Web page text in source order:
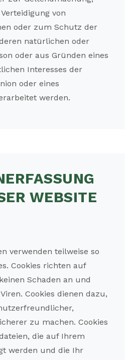
von
oder zum Schutz der
natürlichen oder
oder aus Gründen eines
Interesses der
oder eines
werden.
WEBSITE
verwenden teilweise so
Cookies richten auf
Schaden an und
Cookies dienen dazu,
zu machen. Cookies
die auf Ihrem
werden und die Ihr